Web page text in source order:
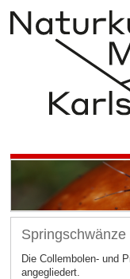
Die Collembolen- und
angegliedert.